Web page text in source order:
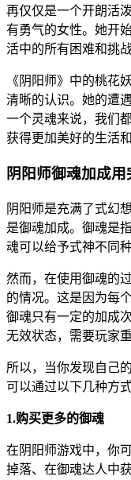
再仅仅是一个开朗活
有勇气的女性。她开
活中的所有困难和挑战
《阴阳师》中的桃花
清晰的认识。她的遭
一个灵魂来说，我们
获得更加美好的生活和
阴阳师御魂加成用
阴阳师是充满了式幻
是御魂加成。御魂是
魂可以给予式神不同
然而，在使用御魂的
的情况。这是因为每
御魂只有一定的加成
无效状态，需要玩家
所以，当你发现自己
可以通过以下几种方
1.购买更多的御魂
在阴阳师游戏中，你
掉落、在御魂达人中